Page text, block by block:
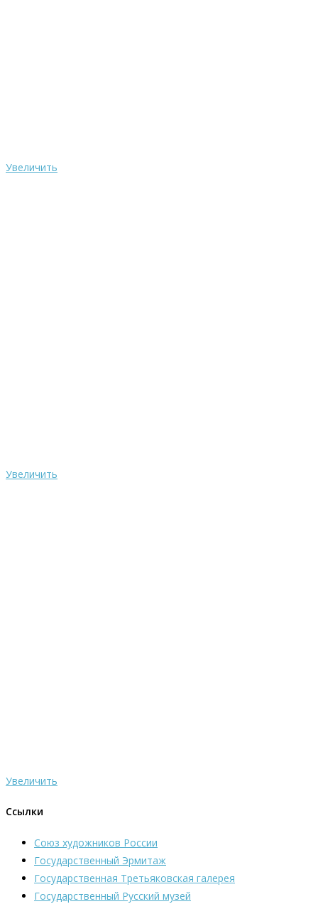
Увеличить
Увеличить
Увеличить
Ссылки
Союз художников России
Государственный Эрмитаж
Государственная Третьяковская галерея
Государственный Русский музей